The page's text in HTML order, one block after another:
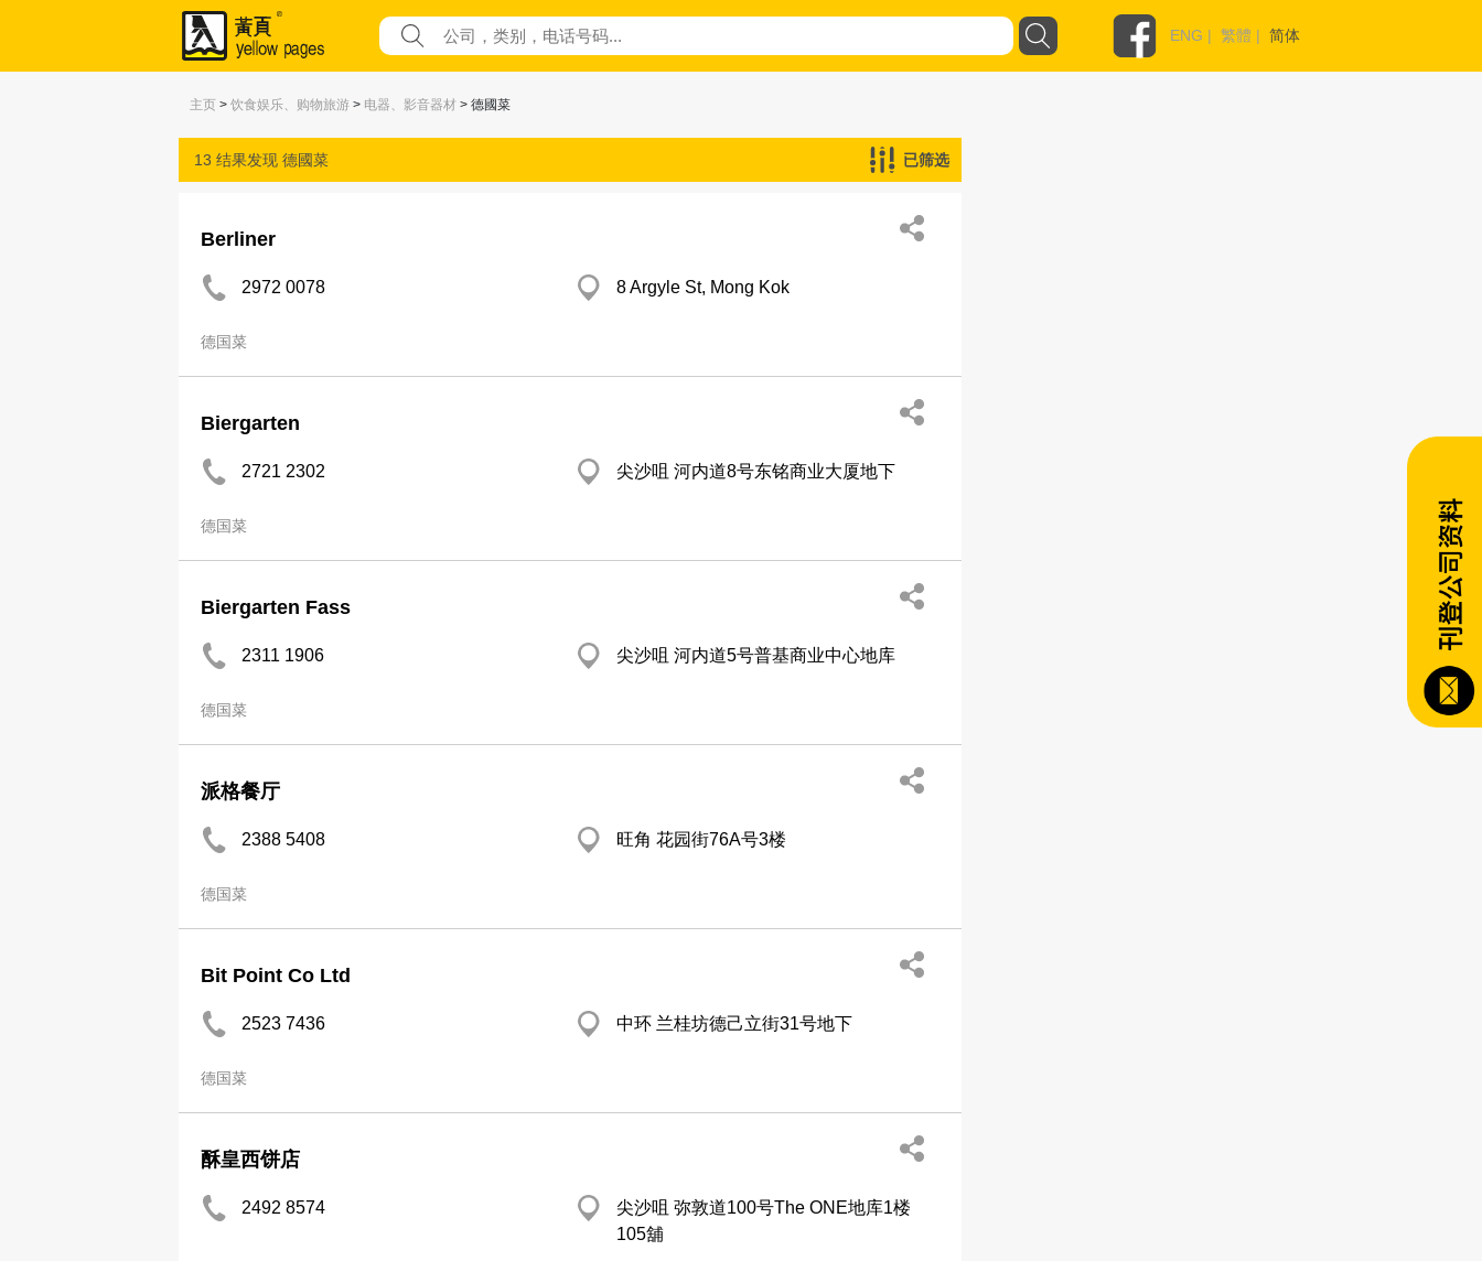
ENG | 繁體 | 简体
主页 > 饮食娱乐、购物旅游 > 电器、影音器材 > 德國菜
13 结果发现 德國菜 已筛选
Berliner
2972 0078 8 Argyle St, Mong Kok
德国菜
Biergarten
2721 2302 尖沙咀 河内道8号东铭商业大厦地下
德国菜
Biergarten Fass
2311 1906 尖沙咀 河内道5号普基商业中心地库
德国菜
派格餐厅
2388 5408 旺角 花园街76A号3楼
德国菜
Bit Point Co Ltd
2523 7436 中环 兰桂坊德己立街31号地下
德国菜
酥皇西饼店
2492 8574
尖沙咀 弥敦道100号The ONE地库1楼
105舖